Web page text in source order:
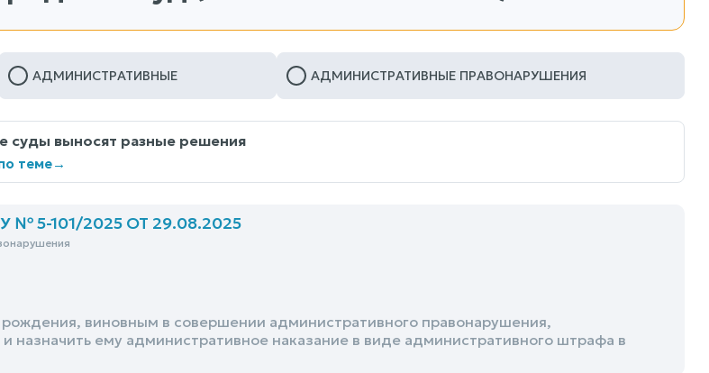
АДМИНИСТРАТИВНЫЕ АДМИНИСТРАТИВНЫЕ ПРАВОНАРУШЕНИЯ
суды выносят разные решения
теме→
5-101/2025 ОТ 29.08.2025
виновным в совершении административного правонарушения,
назначить ему административное наказание в виде административного штрафа в